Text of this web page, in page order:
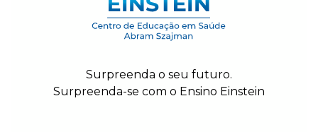
Surpreenda o seu futuro.
Surpreenda-se com o Ensino Einstein